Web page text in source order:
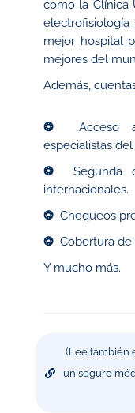
como la Clínica
mejor hospital
mejores del
Además,
❂ Acceso
especialistas
❂ Segunda
internacionales.
❂ Chequeos
❂ Cobertura
Y mucho más.
(Lee también
un seguro